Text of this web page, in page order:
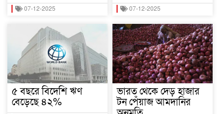
07-12-2025
৫ বছরে বিদেশি ঋণ
বেড়েছে ৪২%
07-12-2025
ভারত থেকে দেড় হাজার
টন পেঁয়াজ আমদানির